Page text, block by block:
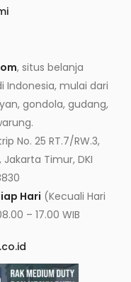
, situs belanja
Indonesia, mulai dari
gondola, gudang,
No. 25 RT.7/RW.3,
Timur, DKI
Hari (Kecuali Hari
– 17.00 WIB